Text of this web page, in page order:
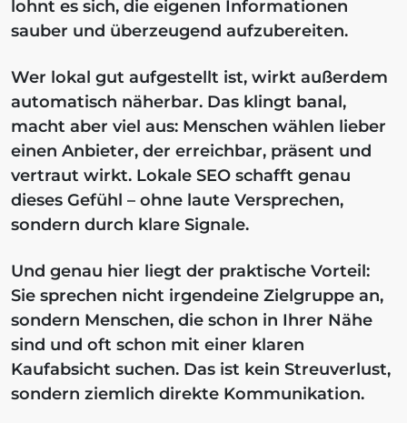
lohnt es sich, die eigenen Informationen
sauber und überzeugend aufzubereiten.
Wer lokal gut aufgestellt ist, wirkt außerdem
automatisch näherbar. Das klingt banal,
macht aber viel aus: Menschen wählen lieber
einen Anbieter, der erreichbar, präsent und
vertraut wirkt. Lokale SEO schafft genau
dieses Gefühl – ohne laute Versprechen,
sondern durch klare Signale.
Und genau hier liegt der praktische Vorteil:
Sie sprechen nicht irgendeine Zielgruppe an,
sondern Menschen, die schon in Ihrer Nähe
sind und oft schon mit einer klaren
Kaufabsicht suchen. Das ist kein Streuverlust,
sondern ziemlich direkte Kommunikation.